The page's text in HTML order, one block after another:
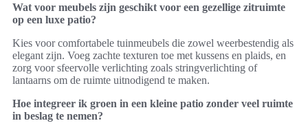
Wat voor meubels zijn geschikt voor een gezellige zitruimte
op een luxe patio?
Kies voor comfortabele tuinmeubels die zowel weerbestendig als
elegant zijn. Voeg zachte texturen toe met kussens en plaids, en
zorg voor sfeervolle verlichting zoals stringverlichting of
lantaarns om de ruimte uitnodigend te maken.
Hoe integreer ik groen in een kleine patio zonder veel ruimte
in beslag te nemen?